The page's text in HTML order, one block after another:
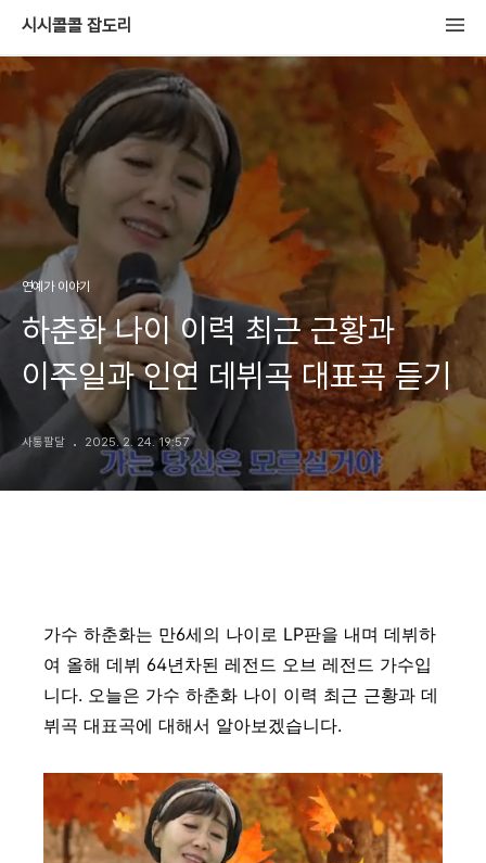
시시콜콜 잡도리
연예가 이야기
하춘화 나이 이력 최근 근황과
이주일과 인연 데뷔곡 대표곡 듣기
사통팔달 2025. 2. 24. 19:57
가수 하춘화는 만6세의 나이로 LP판을 내며 데뷔하
여 올해 데뷔 64년차된 레전드 오브 레전드 가수입
니다. 오늘은 가수 하춘화 나이 이력 최근 근황과 데
뷔곡 대표곡에 대해서 알아보겠습니다.